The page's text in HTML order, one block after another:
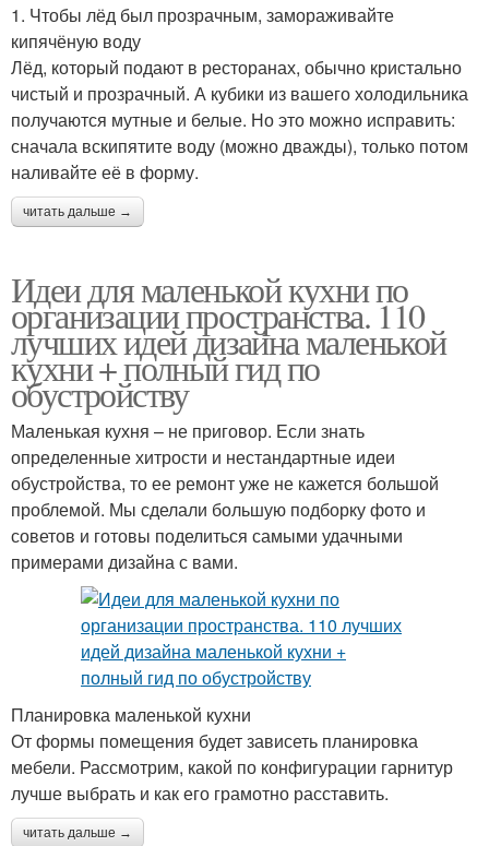
1. Чтобы лёд был прозрачным, замораживайте
кипячёную воду
Лёд, который подают в ресторанах, обычно кристально
чистый и прозрачный. А кубики из вашего холодильника
получаются мутные и белые. Но это можно исправить:
сначала вскипятите воду (можно дважды), только потом
наливайте её в форму.
читать дальше →
Идеи для маленькой кухни по
организации пространства. 110
лучших идей дизайна маленькой
кухни + полный гид по
обустройству
Маленькая кухня – не приговор. Если знать
определенные хитрости и нестандартные идеи
обустройства, то ее ремонт уже не кажется большой
проблемой. Мы сделали большую подборку фото и
советов и готовы поделиться самыми удачными
примерами дизайна с вами.
Планировка маленькой кухни
От формы помещения будет зависеть планировка
мебели. Рассмотрим, какой по конфигурации гарнитур
лучше выбрать и как его грамотно расставить.
читать дальше →